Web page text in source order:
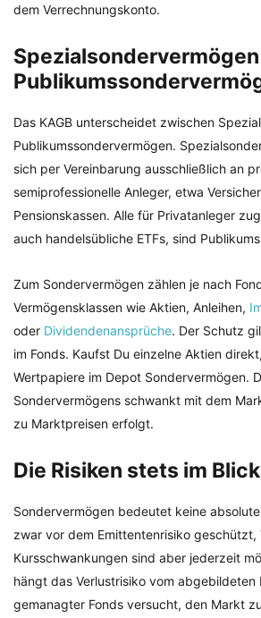
dem Verrechnungskonto.
Das KAGB unterscheidet zwischen
Publikumssondervermögen.
sich per Vereinbarung ausschließlich an
semiprofessionelle Anleger, etwa
Pensionskassen. Alle für Privatanleger
auch handelsübliche ETFs, sind
Zum Sondervermögen zählen je nach
Vermögensklassen wie Aktien, Anleihen,
oder Dividendenansprüche. Der Schutz
im Fonds. Kaufst Du einzelne Aktien
Wertpapiere im Depot Sondervermögen.
Sondervermögens schwankt mit dem
zu Marktpreisen erfolgt.
Die Risiken stets im Blick
Sondervermögen bedeutet keine
zwar vor dem Emittentenrisiko geschützt,
Kursschwankungen sind aber jederzeit
hängt das Verlustrisiko vom
gemanagter Fonds versucht, den Markt